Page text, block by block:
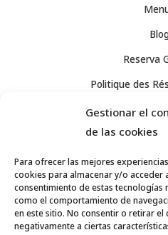
Gestionar el
de las cookies
Para ofrecer las mejores
cookies para almacenar y/o acceder
consentimiento de estas
como el comportamiento de
en este sitio. No consentir o retirar
negativamente a ciertas
Reserva
Politique des
Avis
Términos y
Política de
963 55